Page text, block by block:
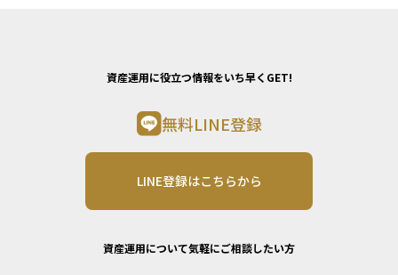
資産運用に役立つ情報をいち早くGET!
無料LINE登録
LINE登録はこちらから
資産運用について気軽にご相談したい方